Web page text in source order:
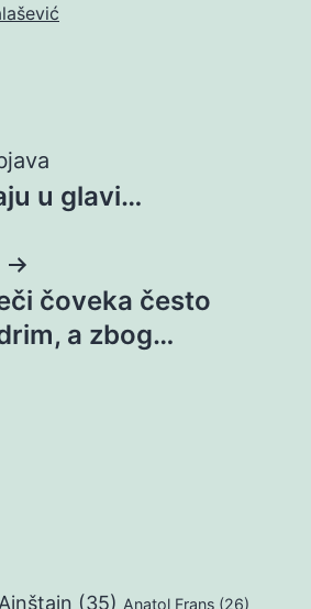
u glavi…
čoveka često
a zbog…
(35) Anatol Frans (26)